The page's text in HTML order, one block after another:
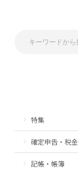
特集
確定申告・税金
記帳・帳簿